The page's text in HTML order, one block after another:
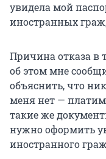
увидела мой
иностранных
Причина отказа в
об этом мне
объяснить, что
меня нет —
такие же
нужно оформить
иностранного